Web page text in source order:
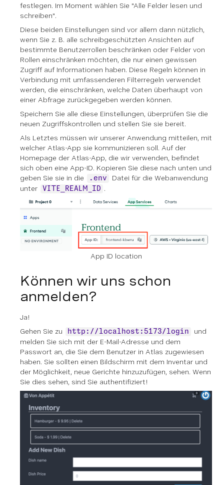
festlegen. Im Moment wählen Sie "Alle Felder lesen und
schreiben".
Diese beiden Einstellungen sind vor allem dann nützlich,
wenn Sie z. B. alle schreibgeschützten Ansichten auf
bestimmte Benutzerrollen beschränken oder Felder von
Rollen einschränken möchten, die nur einen gewissen
Zugriff auf Informationen haben. Diese Regeln können in
Verbindung mit umfassenderen Filterregeln verwendet
werden, die einschränken, welche Daten überhaupt von
einer Abfrage zurückgegeben werden können.
Speichern Sie alle diese Einstellungen, überprüfen Sie die
neuen Zugriffskontrollen und stellen Sie sie bereit.
Als Letztes müssen wir unserer Anwendung mitteilen, mit
welcher Atlas-App sie kommunizieren soll. Auf der
Homepage der Atlas-App, die wir verwenden, befindet
sich oben eine App-ID. Kopieren Sie diese nach unten und
geben Sie sie in die
.env
Datei für die Webanwendung
unter
VITE_REALM_ID .
App ID location
Können wir uns schon
anmelden?
Ja!
Gehen Sie zu
http://localhost:5173/login
und
melden Sie sich mit der E-Mail-Adresse und dem
Passwort an, die Sie dem Benutzer in Atlas zugewiesen
haben. Sie sollten einen Bildschirm mit dem Inventar und
der Möglichkeit, neue Gerichte hinzuzufügen, sehen. Wenn
Sie dies sehen, sind Sie authentifiziert!